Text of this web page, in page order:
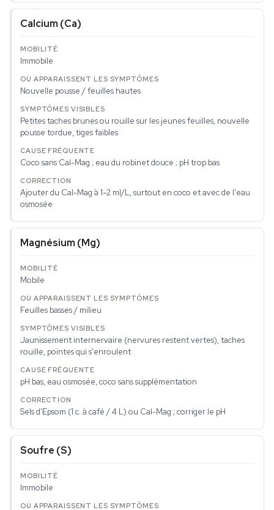
Calcium (Ca)
Immobile
Nouvelle pousse / feuilles hautes
Petites taches brunes ou rouille sur les jeunes feuilles, nouvelle
pousse tordue, tiges faibles
Coco sans Cal-Mag ; eau du robinet douce ; pH trop bas
Ajouter du Cal-Mag à 1–2 ml/L, surtout en coco et avec de l'eau
osmosée
Magnésium (Mg)
Mobile
Feuilles basses / milieu
Jaunissement internervaire (nervures restent vertes), taches
rouille, pointes qui s'enroulent
pH bas, eau osmosée, coco sans supplémentation
Sels d'Epsom (1 c. à café / 4 L) ou Cal-Mag ; corriger le pH
Soufre (S)
Immobile